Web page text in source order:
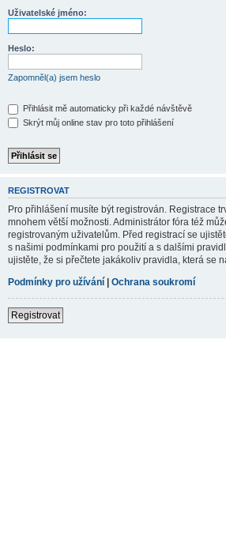
Uživatelské jméno:
Heslo:
Zapomněl(a) jsem heslo
Přihlásit mě automaticky při každé návštěvě
Skrýt můj online stav pro toto přihlášení
REGISTROVAT
Pro přihlášení musíte být registrován. Registrace
mnohem větší možnosti. Administrátor fóra též
registrovaným uživatelům. Před registrací se
s našimi podmínkami pro použití a s dalšími
ujistěte, že si přečtete jakákoliv pravidla, která se
Podmínky pro užívání | Ochrana soukromí
Registrovat